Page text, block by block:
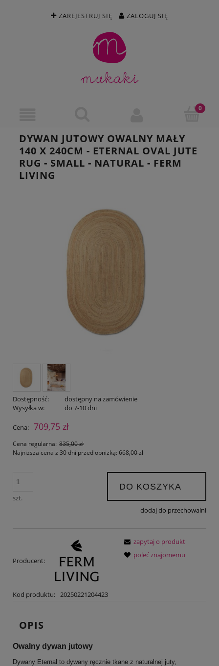
ZAREJESTRUJ SIĘ ZALOGUJ SIĘ
DYWAN JUTOWY OWALNY MAŁY
140 X 240CM - ETERNAL OVAL JUTE
RUG - SMALL - NATURAL - FERM
LIVING
Dostępność:
dostępny na zamówienie
Wysyłka w:
do 7-10 dni
Cena: 709,75 zł
Cena regularna: 835,00 zł
Najniższa cena z 30 dni przed obniżką: 668,00 zł
szt.
DO KOSZYKA
dodaj do przechowalni
Producent:
Kod produktu: 20250221204423
zapytaj o produkt
poleć znajomemu
OPIS
Owalny dywan jutowy
Dywany Eternal to dywany ręcznie tkane z naturalnej juty,